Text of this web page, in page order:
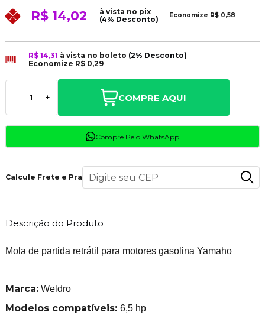
R$ 14,02
à vista no pix
(4% Desconto)
Economize R$ 0,58
R$ 14,31 à vista no boleto (2% Desconto)
Economize R$ 0,29
- + COMPRE AQUI
Compre Pelo WhatsApp
Calcule Frete e Prazo
Descrição do Produto
Mola de partida retrátil para motores gasolina Yamaho
Marca:Weldro
Modelos compatíveis: 6,5 hp